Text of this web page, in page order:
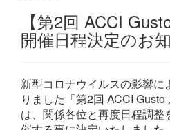
【第2回 ACCI
開催日程決定のお
新型コロナウイルスの影響に
りました「第2回 ACCI
は、関係各位と再度日程調整